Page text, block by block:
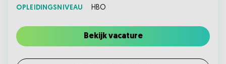
OPLEIDINGSNIVEAU
HBO
Bekijk vacature